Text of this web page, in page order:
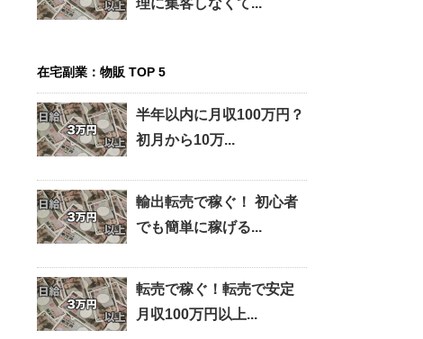
理に集客しなくて...
在宅副業：物販 TOP 5
半年以内に月収100万円？
初月から10万...
輸出転売で稼ぐ！ 初心者
でも簡単に稼げる...
転売で稼ぐ！転売で安定
月収100万円以上...